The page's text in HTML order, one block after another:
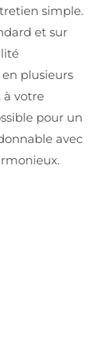
simple.
et sur
plusieurs
à votre
pour un
avec